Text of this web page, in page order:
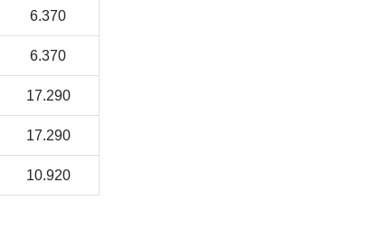
6.370
6.370
17.290
17.290
10.920